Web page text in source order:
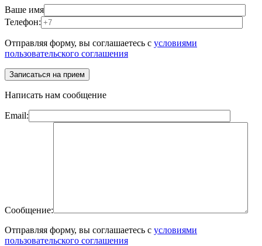
Ваше имя
Телефон:
Отправляя форму, вы соглашаетесь с условиями
пользовательского соглашения
Написать нам сообщение
Email:
Сообщение:
Отправляя форму, вы соглашаетесь с условиями
пользовательского соглашения